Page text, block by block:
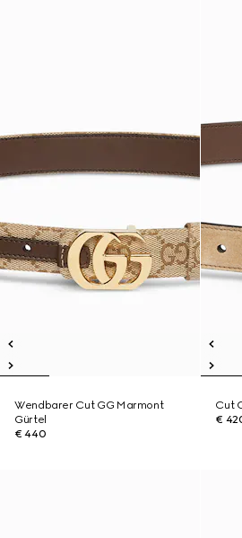
Wendbarer Cut GG Marmont
Gürtel
€ 440
Cut
€